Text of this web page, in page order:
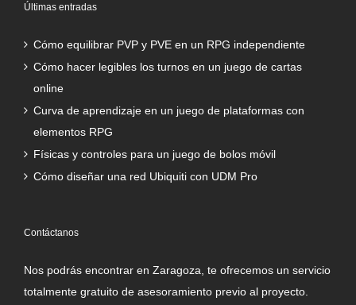
Últimas entradas
Cómo equilibrar PVP y PVE en un RPG independiente
Cómo hacer legibles los turnos en un juego de cartas
online
Curva de aprendizaje en un juego de plataformas con
elementos RPG
Físicas y controles para un juego de bolos móvil
Cómo diseñar una red Ubiquiti con UDM Pro
Contáctanos
Nos podrás encontrar en Zaragoza, te ofrecemos un servicio
totalmente gratuito de asesoramiento previo al proyecto.